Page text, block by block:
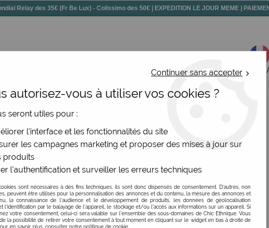
Relay des 35€ (Fr Be Lux) - Colissimo des 50€ | EXPEDITION LE JOUR MEME |
Chaussures Bijoux Nouveautés
d'oreilles art déco RAS dorées
Grandes boucles d'oreilles
Soyez le premier à donner votre avis !
34,00 €TTC
Continuer sans accepter
autorisez-vous à utiliser vos cookies ?
seront utiles pour :
l'interface et les fonctionnalités du site
les campagnes marketing et proposer des mises à jour sur
produits
l'authentification et surveiller les erreurs techniques
sont nécessaires à des fins techniques, ils sont donc dispensés de consentement. D'autres, non
peuvent être utilisés pour la personnalisation des annonces et du contenu, la mesure des annonces et
la connaissance de l'audience et le développement de produits, les données de géolocalisation
l'identification par le balayage de l'appareil, le stockage et/ou l'accès aux informations sur un appareil. Si
votre consentement, celui-ci sera valable sur l’ensemble des sous-domaines de Chic Ethnique. Vous
la possibilité de retirer votre consentement à tout moment en cliquant sur le widget en bas à droite de
en savoir plus, consulter notre politique de cookie.